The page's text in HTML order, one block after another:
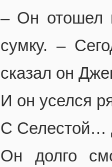
– Он отошел
сумку. –
сказал он
И он уселся
С Селестой…
Он долго